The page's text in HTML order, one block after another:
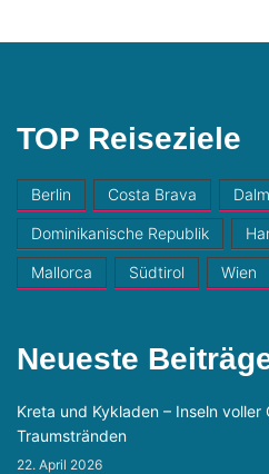
TOP Reiseziele
Berlin Costa Brava
Dominikanische Republik
Mallorca Südtirol Wien
Neueste
Kreta und Kykladen – Inseln voller
Traumstränden
22. April 2026